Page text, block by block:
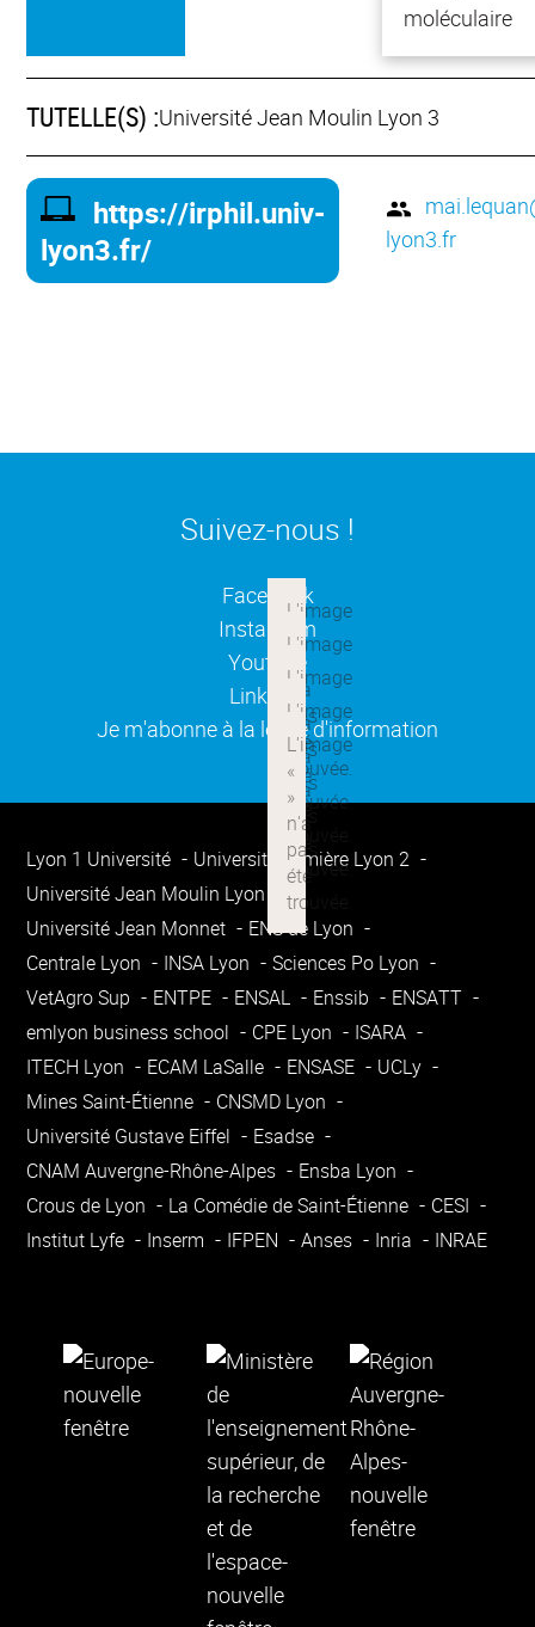
https://irphil.univ-
lyon3.fr/
TUTELLE(S) :Université Jean Moulin Lyon 3
moléculaire
lyon3.fr
Suivez-nous !
Facebook
(ouverture dans une
Instagram(ouverture dans une
Youtube(ouverture dans une
Linkedin
(ouverture dans une
Je m'abonne à la lettre d'information
(ouverture dans une
Lyon 1 Université
Université Lumière Lyon 2
Université Jean Moulin Lyon 3
Université Jean Monnet
ENS de Lyon
Centrale Lyon
INSA Lyon
Sciences Po Lyon
VetAgro Sup
ENTPE ENSAL Enssib
ENSATT
emlyon business school
CPE Lyon
ISARA
ITECH Lyon
ECAM LaSalle ENSASE
UCLy
Mines Saint-Étienne
CNSMD Lyon
Université Gustave Eiffel
Esadse
CNAM Auvergne-Rhône-Alpes
Ensba Lyon
Crous de Lyon
La Comédie de Saint-Étienne
CESI
Institut Lyfe
Inserm IFPEN Anses Inria INRAE